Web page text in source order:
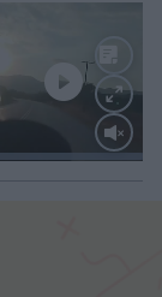
Loaded: